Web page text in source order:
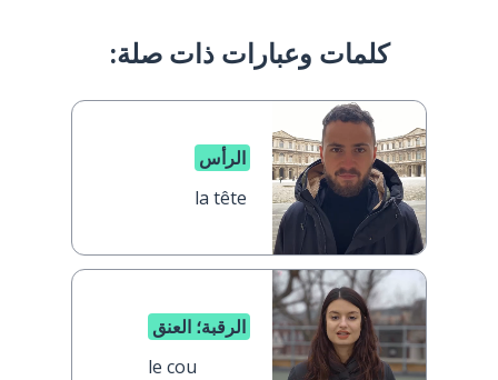
كلمات وعبارات ذات صلة:
الرأس
la tête
الرقبة؛ العنق
le cou